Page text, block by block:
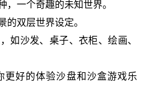
，一个奇趣的未知世界。
的双层世界设定。
如沙发、桌子、衣柜、绘画、
更好的体验沙盘和沙盒游戏乐